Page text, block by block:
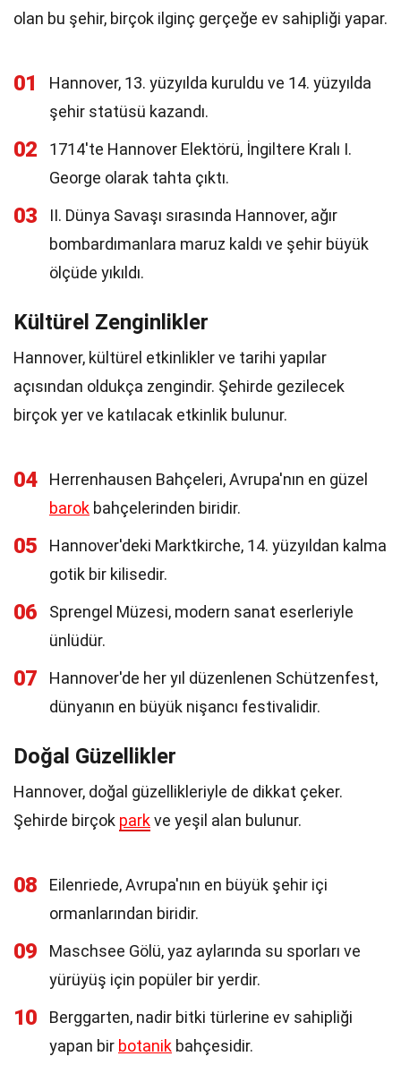
olan bu şehir, birçok ilginç gerçeğe ev sahipliği yapar.
01
Hannover, 13. yüzyılda kuruldu ve 14. yüzyılda
şehir statüsü kazandı.
02
1714'te Hannover Elektörü, İngiltere Kralı I.
George olarak tahta çıktı.
03
II. Dünya Savaşı sırasında Hannover, ağır
bombardımanlara maruz kaldı ve şehir büyük
ölçüde yıkıldı.
Kültürel Zenginlikler
Hannover, kültürel etkinlikler ve tarihi yapılar
açısından oldukça zengindir. Şehirde gezilecek
birçok yer ve katılacak etkinlik bulunur.
04
Herrenhausen Bahçeleri, Avrupa'nın en güzel
barok bahçelerinden biridir.
05
Hannover'deki Marktkirche, 14. yüzyıldan kalma
gotik bir kilisedir.
06
Sprengel Müzesi, modern sanat eserleriyle
ünlüdür.
07
Hannover'de her yıl düzenlenen Schützenfest,
dünyanın en büyük nişancı festivalidir.
Doğal Güzellikler
Hannover, doğal güzellikleriyle de dikkat çeker.
Şehirde birçok parkve yeşil alan bulunur.
08
Eilenriede, Avrupa'nın en büyük şehir içi
ormanlarından biridir.
09
Maschsee Gölü, yaz aylarında su sporları ve
yürüyüş için popüler bir yerdir.
10
Berggarten, nadir bitki türlerine ev sahipliği
yapan bir botanik bahçesidir.